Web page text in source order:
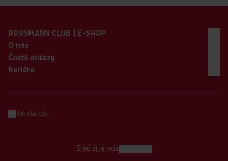
ROSSMANN CLUB | E-SHOP
O nás
Časté dotazy
Kariéra
Kontakty
Sledujte nás